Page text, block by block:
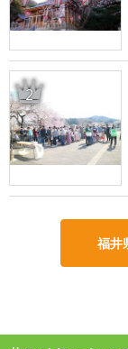
2
福井